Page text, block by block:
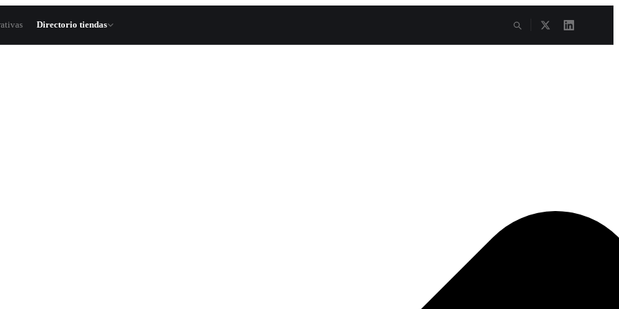
Directorio tiendas